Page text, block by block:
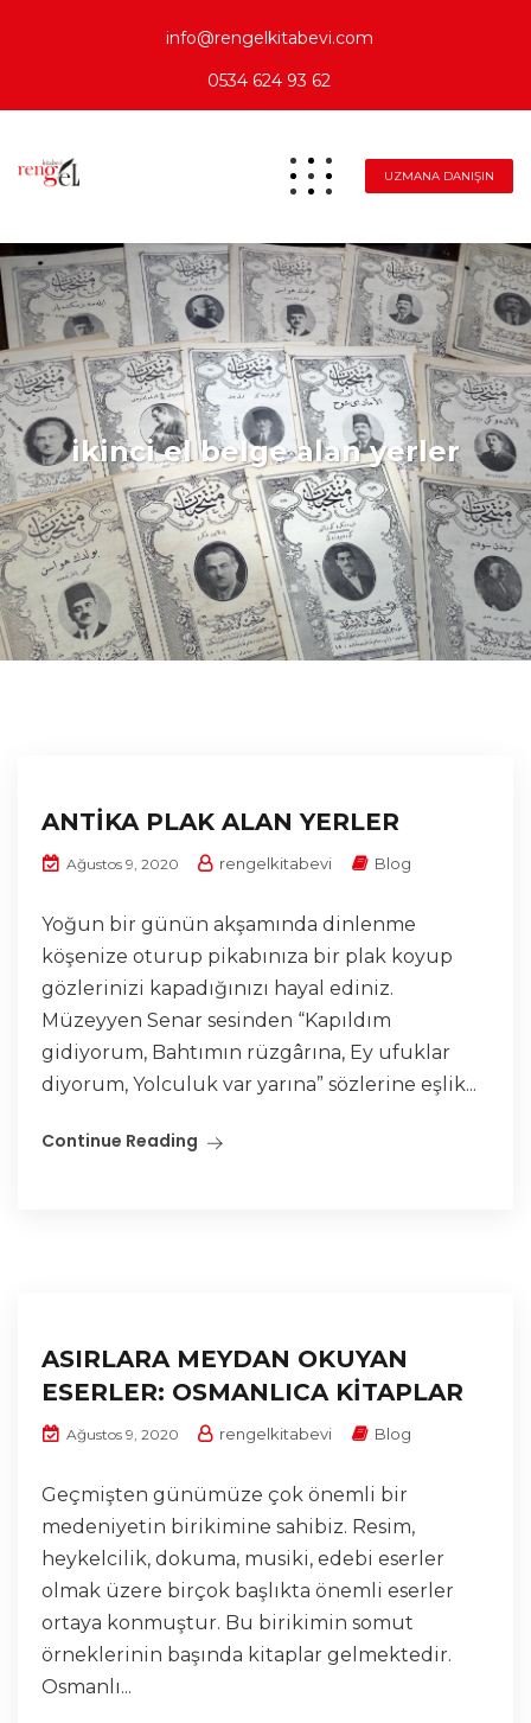
info@rengelkitabevi.com
0534 624 93 62
UZMANA DANIŞIN
ikinci el belge alan yerler
ANTİKA PLAK ALAN YERLER
Ağustos 9, 2020 rengelkitabevi Blog
Yoğun bir günün akşamında dinlenme
köşenize oturup pikabınıza bir plak koyup
gözlerinizi kapadığınızı hayal ediniz.
Müzeyyen Senar sesinden “Kapıldım
gidiyorum, Bahtımın rüzgârına, Ey ufuklar
diyorum, Yolculuk var yarına” sözlerine eşlik...
Continue Reading
ASIRLARA MEYDAN OKUYAN
ESERLER: OSMANLICA KİTAPLAR
Ağustos 9, 2020 rengelkitabevi Blog
Geçmişten günümüze çok önemli bir
medeniyetin birikimine sahibiz. Resim,
heykelcilik, dokuma, musiki, edebi eserler
olmak üzere birçok başlıkta önemli eserler
ortaya konmuştur. Bu birikimin somut
örneklerinin başında kitaplar gelmektedir.
Osmanlı...